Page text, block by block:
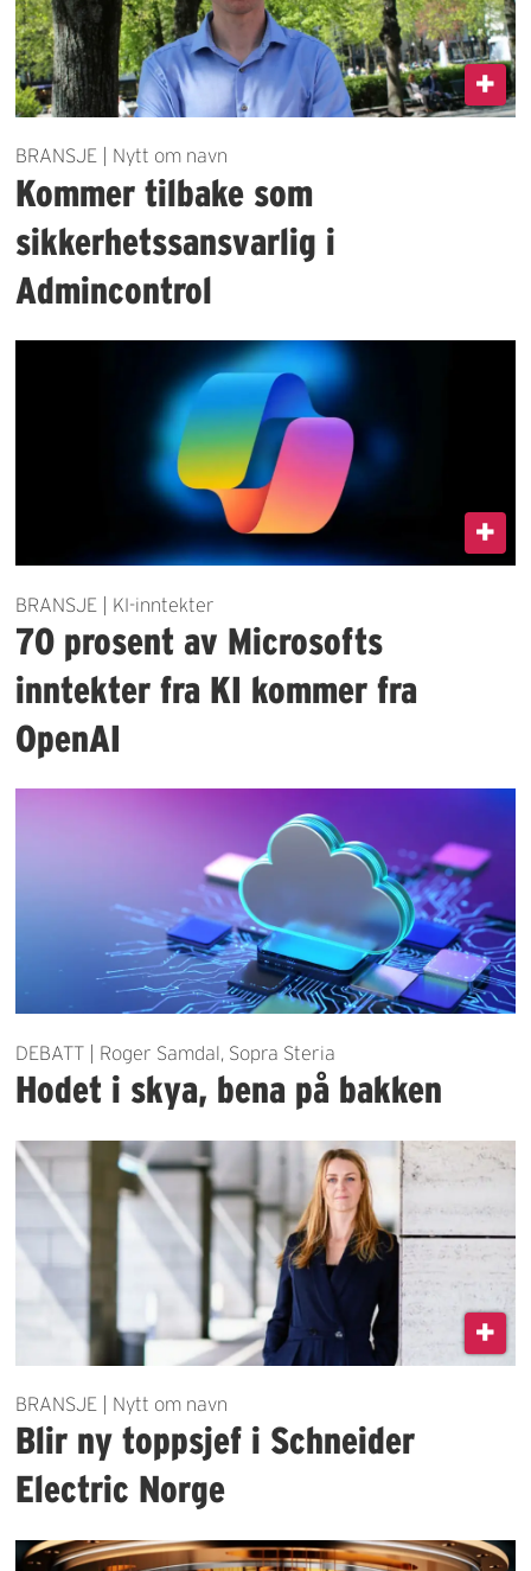
BRANSJE | Nytt om navn
Kommer tilbake som
sikkerhetssansvarlig i
Admincontrol
BRANSJE | KI-inntekter
70 prosent av Microsofts
inntekter fra KI kommer fra
OpenAI
DEBATT | Roger Samdal, Sopra Steria
Hodet i skya, bena på bakken
BRANSJE | Nytt om navn
Blir ny toppsjef i Schneider
Electric Norge